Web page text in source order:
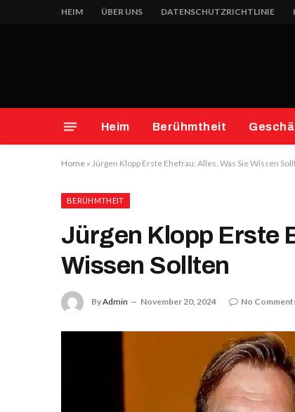
HEIM ÜBER UNS DATENSCHUTZRICHTLINIE
Heim Berühmtheit
Home » Jürgen Klopp Erste Ehefrau: Alles, Was Sie Wissen
BERÜHMTHEIT
Jürgen Klopp Erste
Wissen Sollten
ByAdmin November 20, 2024 No